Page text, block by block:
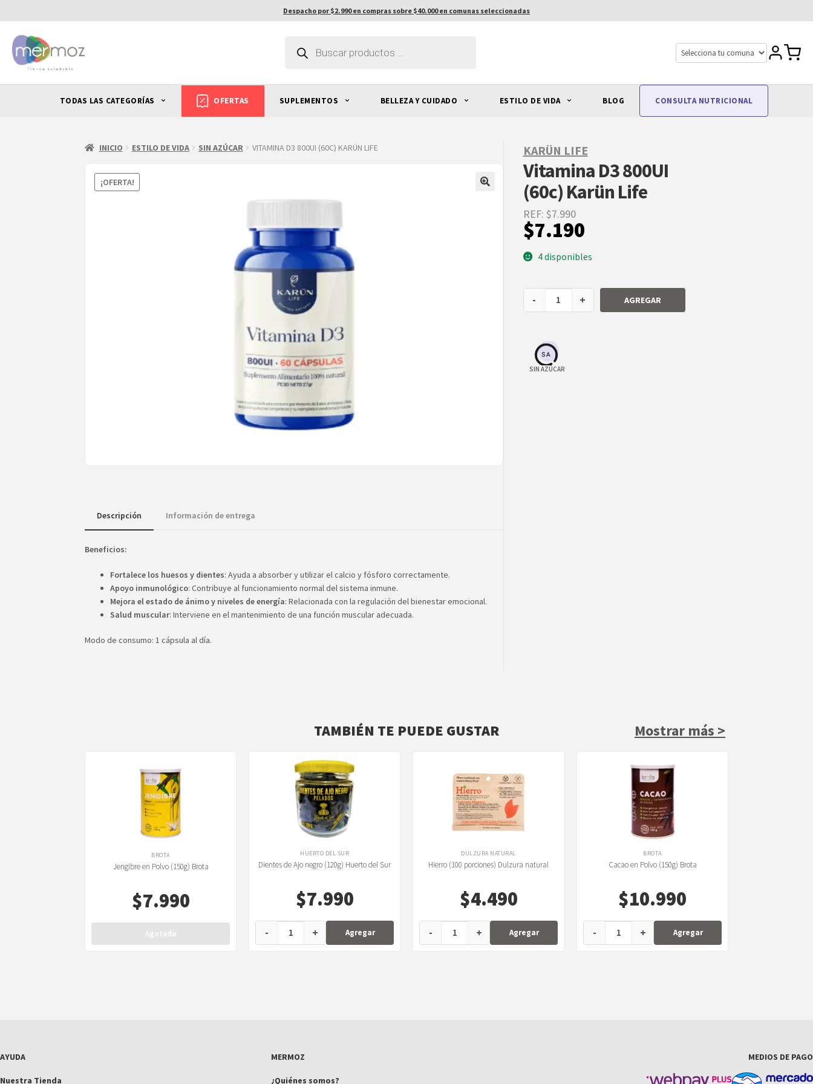
Despacho por $2.990 en compras sobre $40.000 en comunas seleccionadas
productos
TODAS LAS CATEGORÍAS OFERTAS SUPLEMENTOS BELLEZA Y CUIDADO ESTILO DE VIDA BLOG CONSULTA NUTRICIONAL
INICIO ESTILO DE VIDA SIN AZÚCAR VITAMINA D3 800UI (60C) KARÜN LIFE
¡OFERTA!
Descripción Información de entrega
Beneficios:
Fortalece los huesos y dientes: Ayuda a absorber y utilizar el calcio y fósforo correctamente.
Apoyo inmunológico: Contribuye al funcionamiento normal del sistema inmune.
Mejora el estado de ánimo y niveles de energía: Relacionada con la regulación del bienestar emocional.
Salud muscular: Interviene en el mantenimiento de una función muscular adecuada.
Modo de consumo: 1 cápsula al día.
KARÜN LIFE
Vitamina D3 800UI
(60c) Karün Life
REF: $7.990
$7.190
4 disponibles
- + AGREGAR
SIN AZÚCAR
TAMBIÉN TE PUEDE GUSTAR Mostrar más >
BROTA
Jengibre en Polvo (150g) Brota
$7.990
Agotado
HUERTO DEL SUR
Dientes de Ajo negro (120g) Huerto del Sur
$7.990
- + Agregar
DULZURA NATURAL
Hierro (100 porciones) Dulzura natural
$4.490
- + Agregar
BROTA
Cacao en Polvo (150g) Brota
$10.990
- + Agregar
AYUDA
Nuestra Tienda
MERMOZ
¿Quiénes somos?
MEDIOS DE PAGO